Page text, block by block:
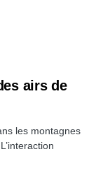
airs de
les montagnes